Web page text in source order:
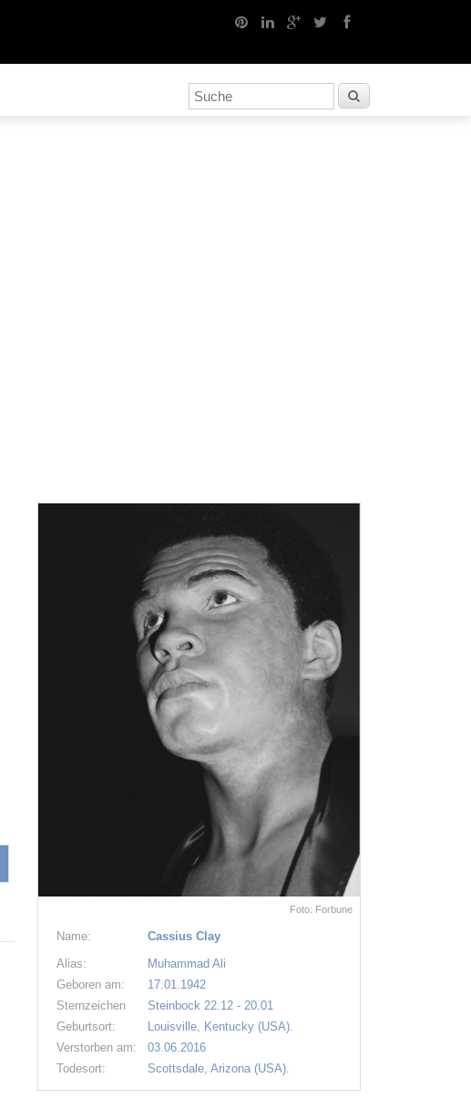
Foto: Forbune
Name:
Cassius Clay
Alias:
Muhammad Ali
Geboren am:
17.01.1942
Sternzeichen
Steinbock 22.12 - 20.01
Geburtsort:
Louisville, Kentucky (USA).
Verstorben am:
03.06.2016
Todesort:
Scottsdale, Arizona (USA).